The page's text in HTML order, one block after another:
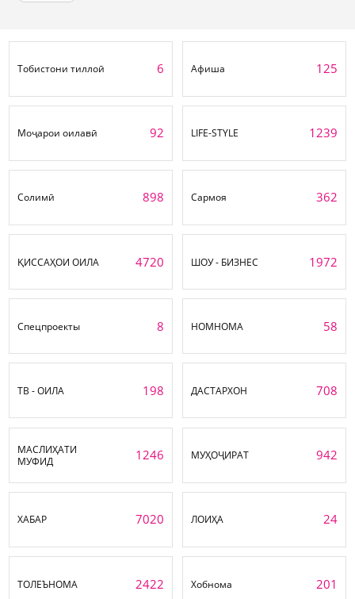
Тобистони тиллоӣ 6 Афиша 125
Моҷарои оилавӣ 92 LIFE-STYLE 1239
Солимӣ 898 Сармоя 362
ҚИССАҲОИ ОИЛА 4720 ШОУ - БИЗНЕС 1972
Спецпроекты 8 НОМНОМА 58
ТВ - ОИЛА 198 ДАСТАРХОН 708
МАСЛИҲАТИ
МУФИД
1246 МУҲОҶИРАТ 942
ХАБАР 7020 ЛОИҲА 24
ТОЛЕЪНОМА 2422 Хобнома 201